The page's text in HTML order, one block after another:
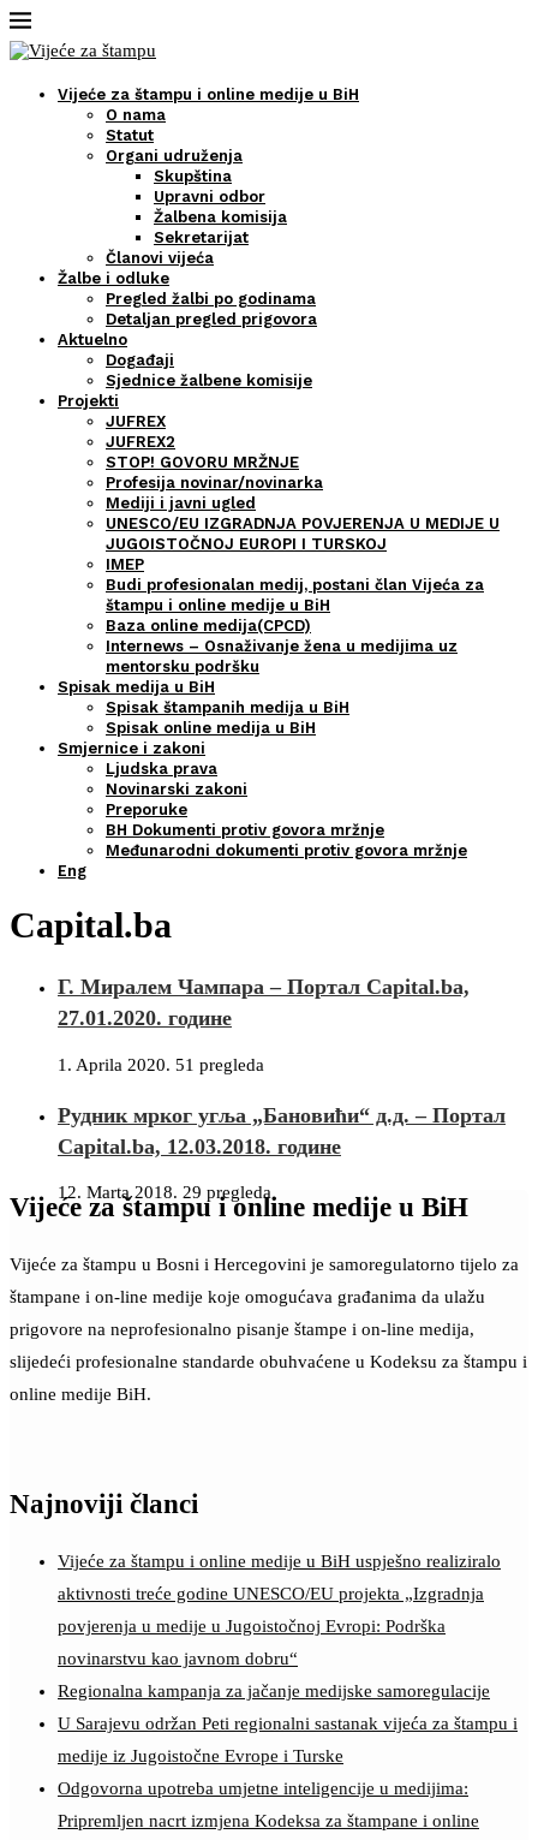
Vijeće za štampu i online medije u BiH
O nama
Statut
Organi udruženja
Skupština
Upravni odbor
Žalbena komisija
Sekretarijat
Članovi vijeća
Žalbe i odluke
Pregled žalbi po godinama
Detaljan pregled prigovora
Aktuelno
Događaji
Sjednice žalbene komisije
Projekti
JUFREX
JUFREX2
STOP! GOVORU MRŽNJE
Profesija novinar/novinarka
Mediji i javni ugled
UNESCO/EU IZGRADNJA POVJERENJA U MEDIJE U
JUGOISTOČNOJ EUROPI I TURSKOJ
IMEP
Budi profesionalan medij, postani član Vijeća za
štampu i online medije u BiH
Baza online medija(CPCD)
Internews – Osnaživanje žena u medijima uz
mentorsku podršku
Spisak medija u BiH
Spisak štampanih medija u BiH
Spisak online medija u BiH
Smjernice i zakoni
Ljudska prava
Novinarski zakoni
Preporuke
BH Dokumenti protiv govora mržnje
Međunarodni dokumenti protiv govora mržnje
Eng
Capital.ba
Г. Миралем Чампара – Портал Capital.ba,
27.01.2020. године
1. Aprila 2020. 51 pregleda
Рудник мрког угља „Бановићи“ д.д. – Портал
Capital.ba, 12.03.2018. године
12. Marta 2018. 29 pregleda
Vijeće za štampu i online medije u BiH
Vijeće za štampu u Bosni i Hercegovini je samoregulatorno tijelo za
štampane i on-line medije koje omogućava građanima da ulažu
prigovore na neprofesionalno pisanje štampe i on-line medija,
slijedeći profesionalne standarde obuhvaćene u Kodeksu za štampu i
online medije BiH.
Najnoviji članci
Vijeće za štampu i online medije u BiH uspješno realiziralo
aktivnosti treće godine UNESCO/EU projekta „Izgradnja
povjerenja u medije u Jugoistočnoj Evropi: Podrška
novinarstvu kao javnom dobru“
Regionalna kampanja za jačanje medijske samoregulacije
U Sarajevu održan Peti regionalni sastanak vijeća za štampu i
medije iz Jugoistočne Evrope i Turske
Odgovorna upotreba umjetne inteligencije u medijima:
Pripremljen nacrt izmjena Kodeksa za štampane i online